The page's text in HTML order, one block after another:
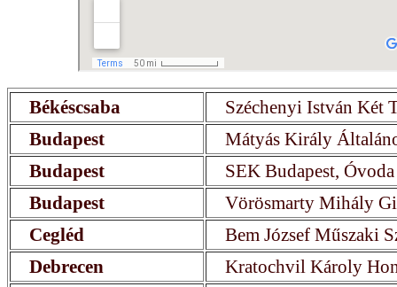
Békéscsaba
Széchenyi István Két
Budapest
Mátyás Király
Budapest
SEK Budapest,
Budapest
Vörösmarty Mihály
Cegléd
Bem József Műszaki
Debrecen
Kratochvil Károly